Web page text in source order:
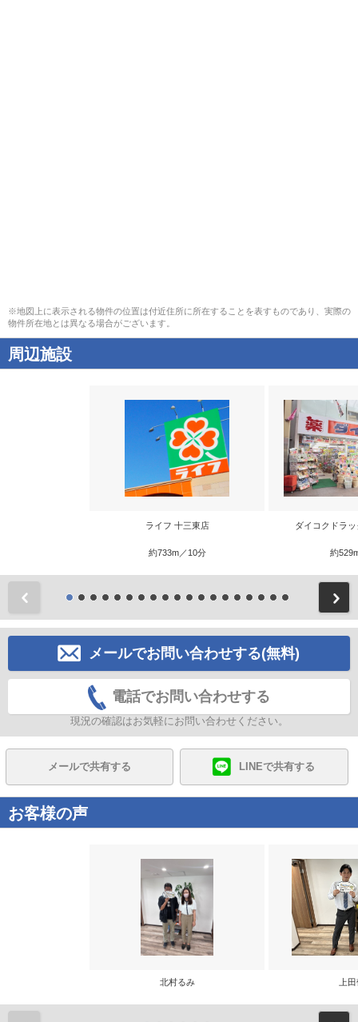
※地図上に表示される物件の位置は付近住所に所在することを表すものであり、実際の
物件所在地とは異なる場合がございます。
周辺施設
ライフ 十三東店
約733m／10分
ダイコクドラ
約
メールでお問い合わせする(無料)
電話でお問い合わせする
現況の確認はお気軽にお問い合わせください。
メールで共有する LINEで共有する
お客様の声
北村るみ 上